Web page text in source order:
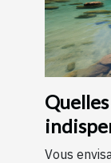
Annecy
Vous